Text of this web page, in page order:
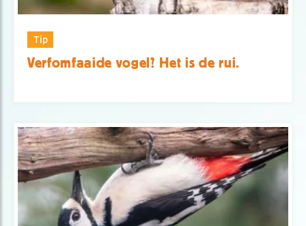
Tip
Verfomfaaide vogel? Het is de rui.